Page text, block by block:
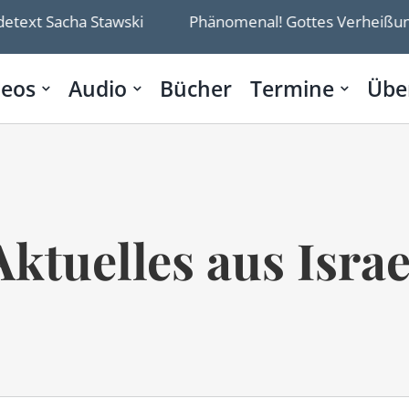
Stawski Phänomenal! Gottes Verheißungen
Audio Bücher Termine
aus